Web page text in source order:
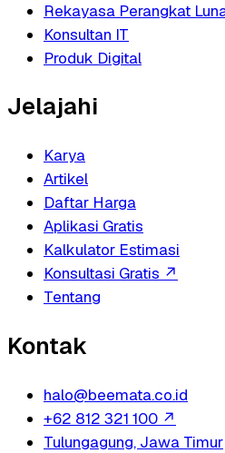
Rekayasa Perangkat
Konsultan IT
Produk Digital
Jelajahi
Karya
Artikel
Daftar Harga
Aplikasi Gratis
Kalkulator Estimasi
Konsultasi Gratis ↗
Tentang
Kontak
halo@beemata.co.id
+62 812 321 100 ↗
Tulungagung, Jawa Timur